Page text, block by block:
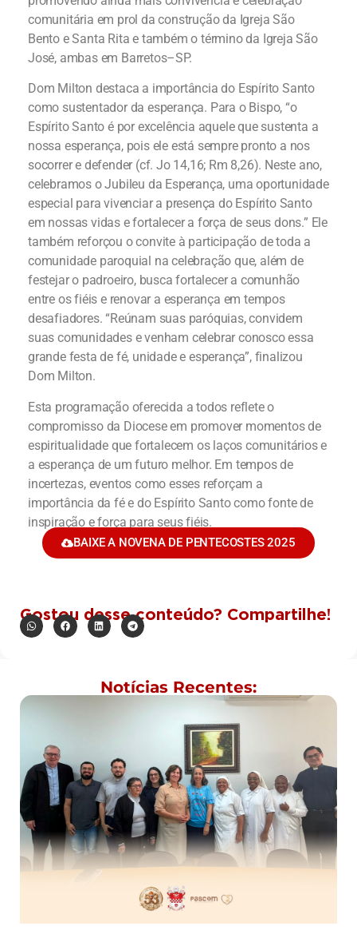
comunitária em prol da construção da Igreja São
Bento e Santa Rita e também o término da Igreja São
José, ambas em Barretos–SP.
Dom Milton destaca a importância do Espírito Santo
como sustentador da esperança. Para o Bispo, “o
Espírito Santo é por excelência aquele que sustenta a
nossa esperança, pois ele está sempre pronto a nos
socorrer e defender (cf. Jo 14,16; Rm 8,26). Neste ano,
celebramos o Jubileu da Esperança, uma oportunidade
especial para vivenciar a presença do Espírito Santo
em nossas vidas e fortalecer a força de seus dons.” Ele
também reforçou o convite à participação de toda a
comunidade paroquial na celebração que, além de
festejar o padroeiro, busca fortalecer a comunhão
entre os fiéis e renovar a esperança em tempos
desafiadores. “Reúnam suas paróquias, convidem
suas comunidades e venham celebrar conosco essa
grande festa de fé, unidade e esperança”, finalizou
Dom Milton.
Esta programação oferecida a todos reflete o
compromisso da Diocese em promover momentos de
espiritualidade que fortalecem os laços comunitários e
a esperança de um futuro melhor. Em tempos de
incertezas, eventos como esses reforçam a
importância da fé e do Espírito Santo como fonte de
inspiração e força para seus fiéis.
BAIXE A NOVENA DE PENTECOSTES 2025
Gostou desse conteúdo? Compartilhe!
Notícias Recentes: